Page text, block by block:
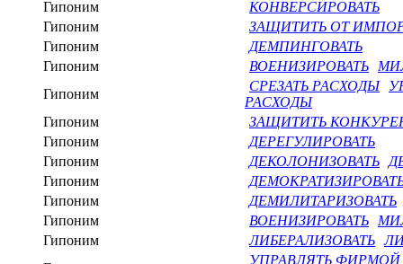
Гипоним
КОНВЕРСИРОВАТЬ
Гипоним
ЗАЩИТИТЬ ОТ
Гипоним
ДЕМПИНГОВАТЬ
Гипоним
ВОЕНИЗИРОВАТЬ
Гипоним
СРЕЗАТЬ РАСХОДЫ
РАСХОДЫ
Гипоним
ЗАЩИТИТЬ
Гипоним
ДЕРЕГУЛИРОВАТЬ
Гипоним
ДЕКОЛОНИЗОВАТЬ
Гипоним
Гипоним
ДЕМИЛИТАРИЗОВАТЬ
Гипоним
ВОЕНИЗИРОВАТЬ
Гипоним
ЛИБЕРАЛИЗОВАТЬ
УПРАВЛЯТЬ ФИРМОЙ